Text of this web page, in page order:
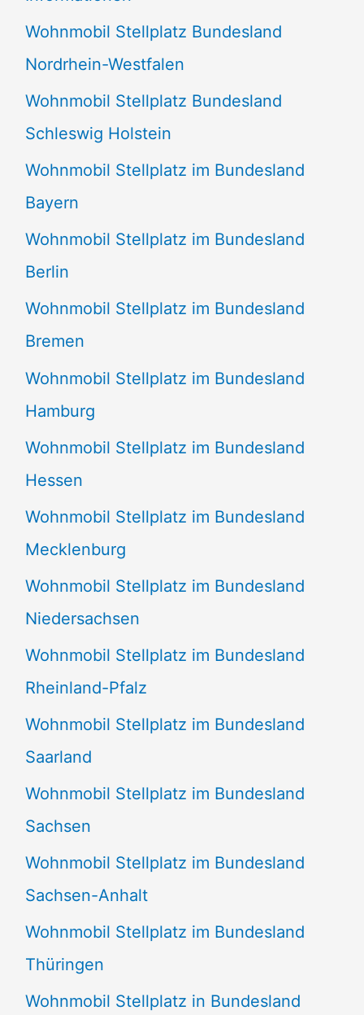
n
n
a
c
h
:
Wohnmobil Stellplatz Bundesland
Nordrhein-Westfalen
Wohnmobil Stellplatz Bundesland
Schleswig Holstein
Wohnmobil Stellplatz im Bundesland
Bayern
Wohnmobil Stellplatz im Bundesland
Berlin
Wohnmobil Stellplatz im Bundesland
Bremen
Wohnmobil Stellplatz im Bundesland
Hamburg
Wohnmobil Stellplatz im Bundesland
Hessen
Wohnmobil Stellplatz im Bundesland
Mecklenburg
Wohnmobil Stellplatz im Bundesland
Niedersachsen
Wohnmobil Stellplatz im Bundesland
Rheinland-Pfalz
Wohnmobil Stellplatz im Bundesland
Saarland
Wohnmobil Stellplatz im Bundesland
Sachsen
Wohnmobil Stellplatz im Bundesland
Sachsen-Anhalt
Wohnmobil Stellplatz im Bundesland
Thüringen
Wohnmobil Stellplatz in Bundesland